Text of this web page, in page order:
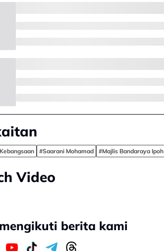
#Saarani Mohamad #Majlis Bandaraya Ipoh
Video
berita kami